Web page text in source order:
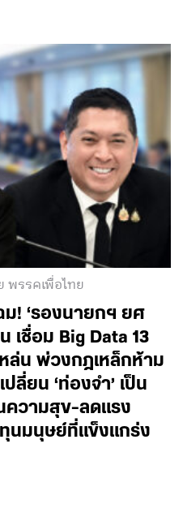
พรรคเพื่อไทย
! ‘รองนายกฯ ยศ
เชื่อม Big Data 13
ล่น พ่วงกฎเหล็กห้าม
ลี่ยน ‘ท่องจำ’ เป็น
ความสุข-ลดแรง
นมนุษย์ที่แข็งแกร่ง